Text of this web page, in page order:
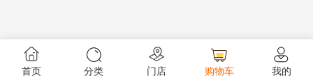
首页 分类 门店 购物车 我的